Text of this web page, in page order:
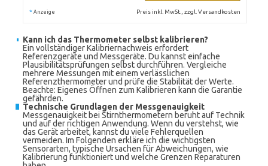
* Anzeige Preis inkl. MwSt., zzgl. Versandkosten
Kann ich das Thermometer selbst kalibrieren?
Ein vollständiger Kalibriernachweis erfordert
Referenzgeräte und Messgeräte. Du kannst einfache
Plausibilitätsprüfungen selbst durchführen. Vergleiche
mehrere Messungen mit einem verlässlichen
Referenzthermometer und prüfe die Stabilität der Werte.
Beachte: Eigenes Öffnen zum Kalibrieren kann die Garantie
gefährden.
Technische Grundlagen der Messgenauigkeit
Messgenauigkeit bei Stirnthermometern beruht auf Technik
und auf der richtigen Anwendung. Wenn du verstehst, wie
das Gerät arbeitet, kannst du viele Fehlerquellen
vermeiden. Im Folgenden erkläre ich die wichtigsten
Sensorarten, typische Ursachen für Abweichungen, wie
Kalibrierung funktioniert und welche Grenzen Reparaturen